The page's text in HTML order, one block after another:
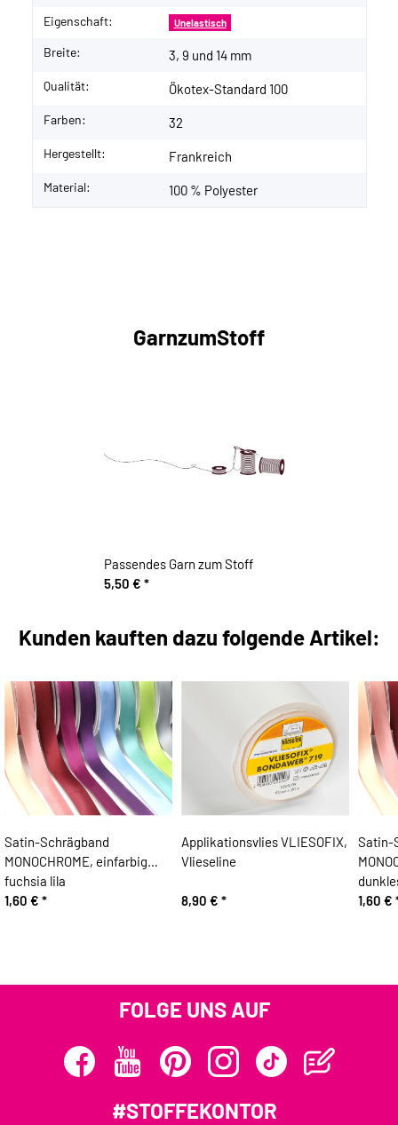
Eigenschaft: Unelastisch
Breite: 3, 9 und 14 mm
Qualität: Ökotex-Standard 100
Farben: 32
Hergestellt: Frankreich
Material: 100 % Polyester
GarnzumStoff
Passendes Garn zum Stoff
5,50 € *
Kunden kauften dazu folgende Artikel:
Satin-Schrägband
MONOCHROME, einfarbig
fuchsia lila
1,60 € *
Applikationsvlies VLIESOFIX,
Vlieseline
8,90 € *
Satin-
1,60 €
FOLGE UNS AUF
#STOFFEKONTOR